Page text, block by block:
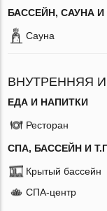
БАССЕЙН, САУНА И
Сауна
ВНУТРЕННЯЯ
ЕДА И НАПИТКИ
Ресторан
СПА, БАССЕЙН И
Крытый бассейн
СПА-центр